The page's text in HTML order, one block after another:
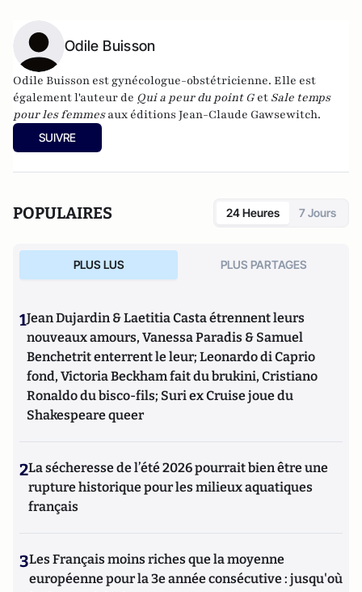
Odile Buisson
Odile Buisson est gynécologue-obstétricienne. Elle est
également l'auteur de Qui a peur du point G et Sale temps
pour les femmes aux éditions Jean-Claude Gawsewitch.
SUIVRE
POPULAIRES 24 Heures 7 Jours
PLUS LUS PLUS PARTAGES
1Jean Dujardin & Laetitia Casta étrennent leurs
nouveaux amours, Vanessa Paradis & Samuel
Benchetrit enterrent le leur; Leonardo di Caprio
fond, Victoria Beckham fait du brukini, Cristiano
Ronaldo du bisco-fils; Suri ex Cruise joue du
Shakespeare queer
2La sécheresse de l’été 2026 pourrait bien être une
rupture historique pour les milieux aquatiques
français
3Les Français moins riches que la moyenne
européenne pour la 3e année consécutive : jusqu'où